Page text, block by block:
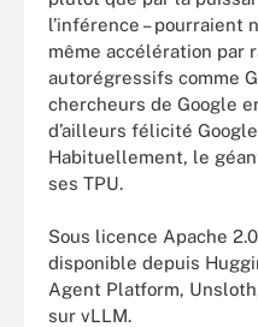
l’inférence – pourraient
même accélération par
autorégressifs comme
chercheurs de Google
d’ailleurs félicité
Habituellement, le
ses TPU.
Sous licence Apache
disponible depuis
Agent Platform,
sur vLLM.